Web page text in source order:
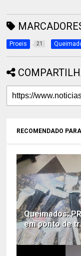
Proeis 21
RECOMENDADO
Queimados:
em ponto de